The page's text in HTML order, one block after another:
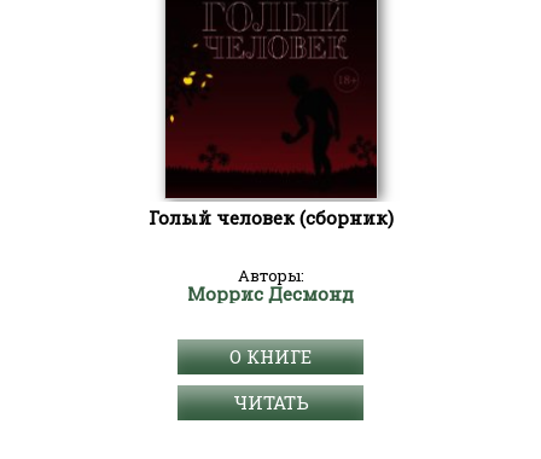
Голый человек (сборник)
Авторы:
Моррис Десмонд
О КНИГЕ
ЧИТАТЬ